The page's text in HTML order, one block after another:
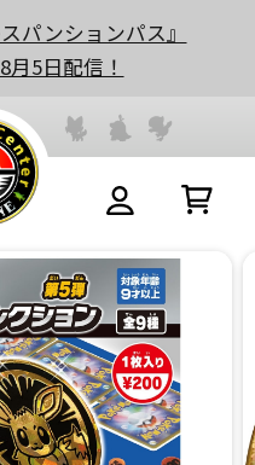
パンションパス』
5日配信！